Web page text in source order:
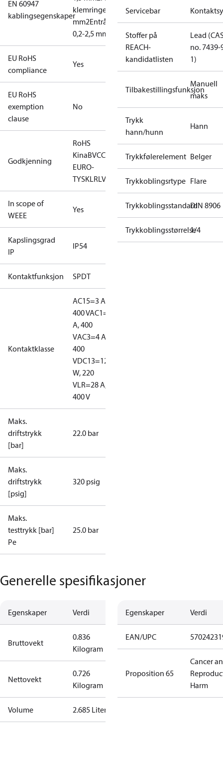
EN 60947
kablingsegenskaper
klemringer: 0,2-2,5
mm2Entråds/flertrådet:
0,2-2,5 mm2
EU RoHS
compliance
Yes
EU RoHS
exemption
clause
No
Godkjenning
RoHS
KinaBVCCC CMIMEACGLKRLLC CDC
EURO-
TYSKLRLVD NKKRINARMRSRoHSTYSK
In scope of
WEEE
Yes
Kapslingsgrad
IP
IP54
Kontaktfunksjon SPDT
Kontaktklasse
AC15=3 A,
400 VAC1=10
A, 400
VAC3=4 A,
400
VDC13=12
W, 220
VLR=28 A,
400 V
Maks.
driftstrykk
[bar]
22.0 bar
Maks.
driftstrykk
[psig]
320 psig
Maks.
testtrykk [bar]
Pe
25.0 bar
Servicebar
Stoffer på
REACH-
kandidatlisten
Lead
no. 7439-
1)
Tilbakestillingsfunksjon
Manuell
maks
Trykk
hann/hunn
Hann
Trykkfølerelement Belger
Trykkoblingsrtype Flare
TrykkoblingsstandardDIN 8906
Trykkoblingsstørrelse1/4
Generelle spesifikasjoner
Egenskaper Verdi
Bruttovekt
0.836
Kilogram
Nettovekt
0.726
Kilogram
Volume 2.685 Liter
Egenskaper Verdi
EAN/UPC
Proposition 65
Cancer
Harm